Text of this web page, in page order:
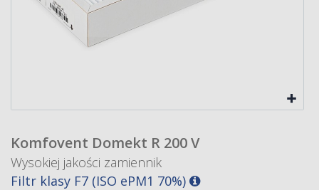
Komfovent Domekt R 200 V
Wysokiej jakości zamiennik
Filtr klasy F7 (ISO ePM1 70%)